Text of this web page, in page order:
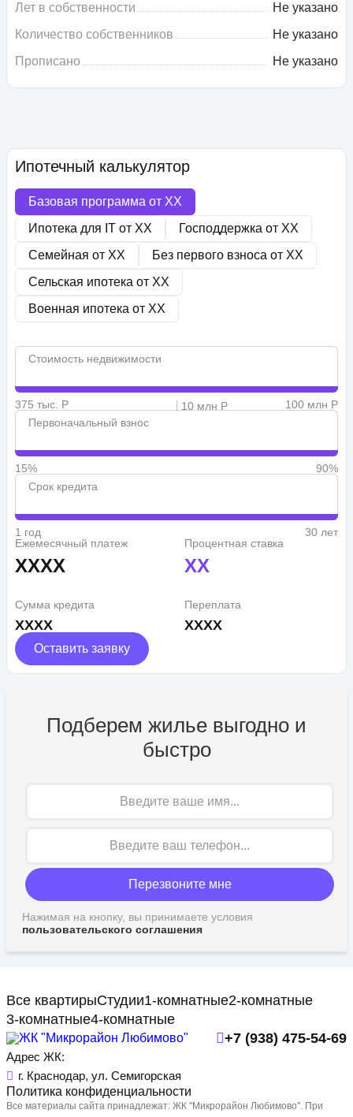
Лет в собственности
Не указано
Количество собственников
Не указано
Прописано
Не указано
Ипотечный калькулятор
Базовая программа от XX
Ипотека для IT от XX Господдержка от XX
Семейная от XX Без первого взноса от XX
Сельская ипотека от XX
Военная ипотека от XX
Стоимость недвижимости
375 тыс. Р 10 млн Р
100 млн Р
Первоначальный взнос
15%
90%
Срок кредита
1 год
30 лет
Ежемесячный платеж
XXXX
Процентная ставка
XX
Сумма кредита
XXXX
Переплата
XXXX
Оставить заявку
Подберем жилье выгодно и
быстро
Перезвоните мне
Нажимая на кнопку, вы принимаете условия
пользовательского соглашения
Все квартирыСтудии1-комнатные2-комнатные
3-комнатные4-комнатные
Адрес ЖК:
г. Краснодар, ул. Семигорская
+7 (938) 475-54-69
Политика конфиденциальности
Все материалы сайта принадлежат: ЖК "Микрорайон Любимово". При